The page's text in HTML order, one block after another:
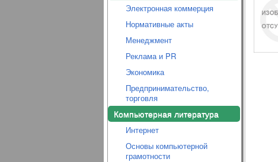
Электронная коммерция
Нормативные акты
Менеджмент
Реклама и PR
Экономика
Предпринимательство,
торговля
Компьютерная литература
Интернет
Основы компьютерной
грамотности